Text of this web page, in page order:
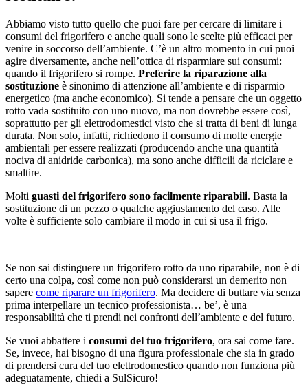
Abbiamo visto tutto quello che puoi fare per cercare di limitare i
consumi del frigorifero e anche quali sono le scelte più efficaci per
venire in soccorso dell’ambiente. C’è un altro momento in cui puoi
agire diversamente, anche nell’ottica di risparmiare sui consumi:
quando il frigorifero si rompe. Preferire la riparazione alla
sostituzione è sinonimo di attenzione all’ambiente e di risparmio
energetico (ma anche economico). Si tende a pensare che un oggetto
rotto vada sostituito con uno nuovo, ma non dovrebbe essere così,
soprattutto per gli elettrodomestici visto che si tratta di beni di lunga
durata. Non solo, infatti, richiedono il consumo di molte energie
ambientali per essere realizzati (producendo anche una quantità
nociva di anidride carbonica), ma sono anche difficili da riciclare e
smaltire.
Molti guasti del frigorifero sono facilmente riparabili. Basta la
sostituzione di un pezzo o qualche aggiustamento del caso. Alle
volte è sufficiente solo cambiare il modo in cui si usa il frigo.
Se non sai distinguere un frigorifero rotto da uno riparabile, non è di
certo una colpa, così come non può considerarsi un demerito non
sapere come riparare un frigorifero. Ma decidere di buttare via senza
prima interpellare un tecnico professionista… be’, è una
responsabilità che ti prendi nei confronti dell’ambiente e del futuro.
Se vuoi abbattere i consumi del tuo frigorifero, ora sai come fare.
Se, invece, hai bisogno di una figura professionale che sia in grado
di prendersi cura del tuo elettrodomestico quando non funziona più
adeguatamente, chiedi a SulSicuro!